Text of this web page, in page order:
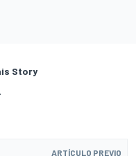
Story
ARTÍCULO PREVIO